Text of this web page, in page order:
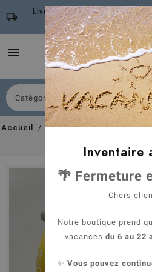
local_shipping
Livraison gratuite à partir de
Mondial
menu
Accueil Espace chien
Inventaire
🌴 Fermeture
Chers
Notre boutique prend
vacances du 6 au 22
✨ Vous pouvez